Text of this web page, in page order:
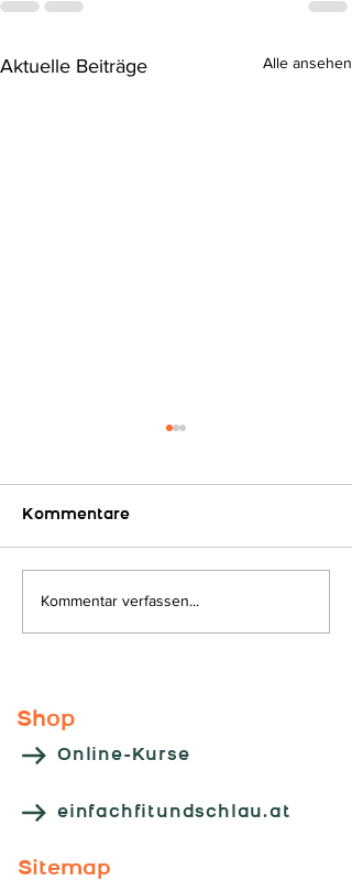
Aktuelle Beiträge Alle ansehen
Auf geht´s...
Kommentare
Kommentar verfassen...
Shop
Online-Kurse
einfachfitundschlau.at
Sitemap